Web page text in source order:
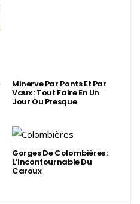
Minerve Par Ponts Et Par
Vaux : Tout Faire En Un
Jour Ou Presque
Gorges De Colombières :
L’incontournable Du
Caroux